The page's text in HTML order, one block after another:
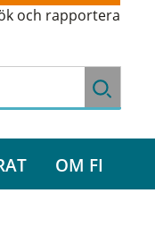
och rapportera
OM FI